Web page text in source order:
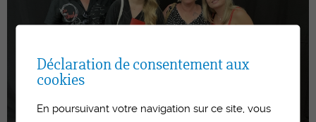
Déclaration de consentement aux
cookies
En poursuivant votre navigation sur ce site, vous